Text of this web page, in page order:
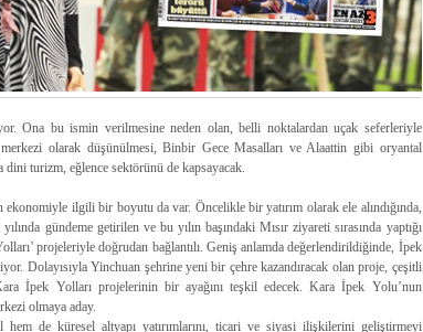
Ona bu ismin verilmesine neden olan, belli noktalardan uçak seferleriyle
olarak düşünülmesi, Binbir Gece Masalları ve Alaattin gibi oryantal
dini turizm, eğlence sektörünü de kapsayacak.
ilgili bir boyutu da var. Önce­likle bir yatırım olarak ele alındığında,
günde­me getirilen ve bu yılın başındaki Mısır ziyareti sırasında yaptığı
projeleriyle doğrudan bağlantılı. Geniş anlamda değerlendirildiğinde, İpek
Dolayısıyla Yinchuan şehrine yeni bir çehre kazandıracak olan proje, çeşitli
İpek Yolları proje­lerinin bir ayağını teşkil edecek. Kara İpek Yolu’nun
olmaya aday.
de küresel altyapı yatırımlarını, ticari ve siyasi ilişkilerini geliştir­meyi